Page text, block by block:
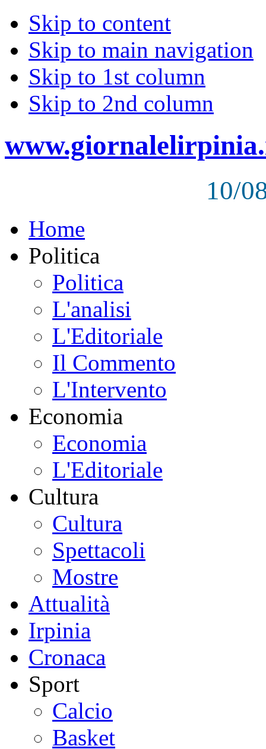
Skip to content
Skip to main navigation
Skip to 1st column
Skip to 2nd column
10/
Home
Politica
Politica
L'analisi
L'Editoriale
Il Commento
L'Intervento
Economia
Economia
L'Editoriale
Cultura
Cultura
Spettacoli
Mostre
Attualità
Irpinia
Cronaca
Sport
Calcio
Basket